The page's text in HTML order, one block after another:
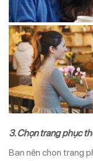
3. Chọn trang phục
Bạn nên chọn trang